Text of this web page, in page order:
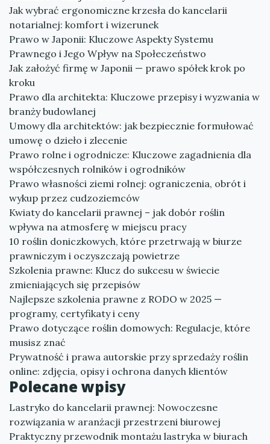
Jak wybrać ergonomiczne krzesła do kancelarii
notarialnej: komfort i wizerunek
Prawo w Japonii: Kluczowe Aspekty Systemu
Prawnego i Jego Wpływ na Społeczeństwo
Jak założyć firmę w Japonii — prawo spółek krok po
kroku
Prawo dla architekta: Kluczowe przepisy i wyzwania w
branży budowlanej
Umowy dla architektów: jak bezpiecznie formułować
umowę o dzieło i zlecenie
Prawo rolne i ogrodnicze: Kluczowe zagadnienia dla
współczesnych rolników i ogrodników
Prawo własności ziemi rolnej: ograniczenia, obrót i
wykup przez cudzoziemców
Kwiaty do kancelarii prawnej – jak dobór roślin
wpływa na atmosferę w miejscu pracy
10 roślin doniczkowych, które przetrwają w biurze
prawniczym i oczyszczają powietrze
Szkolenia prawne: Klucz do sukcesu w świecie
zmieniających się przepisów
Najlepsze szkolenia prawne z RODO w 2025 —
programy, certyfikaty i ceny
Prawo dotyczące roślin domowych: Regulacje, które
musisz znać
Prywatność i prawa autorskie przy sprzedaży roślin
online: zdjęcia, opisy i ochrona danych klientów
Polecane wpisy
Lastryko do kancelarii prawnej: Nowoczesne
rozwiązania w aranżacji przestrzeni biurowej
Praktyczny przewodnik montażu lastryka w biurach